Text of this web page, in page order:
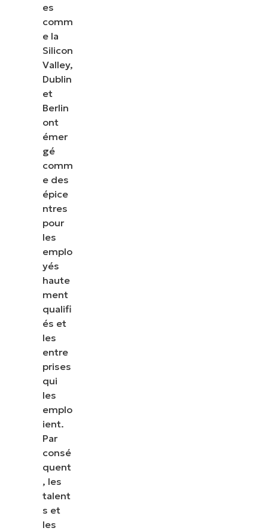
es
comm
e la
Silicon
Valley,
Dublin
et
Berlin
ont
émer
gé
comm
e des
épice
ntres
pour
les
emplo
yés
haute
ment
qualifi
és et
les
entre
prises
qui
les
emplo
ient.
Par
consé
quent
, les
talent
s et
les